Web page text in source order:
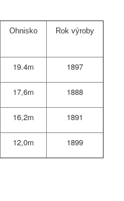
Ohnisko Rok výroby
19.4m 1897
17,6m 1888
16,2m 1891
12,0m 1899